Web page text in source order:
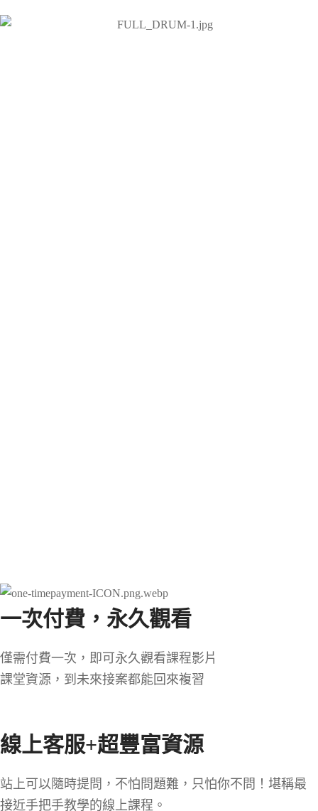
一次付費，永久觀看
僅需付費一次，即可永久觀看課程影片
課堂資源，到未來接案都能回來複習
線上客服+超豐富資源
站上可以隨時提問，不怕問題難，只怕你不問！堪稱最
接近手把手教學的線上課程。